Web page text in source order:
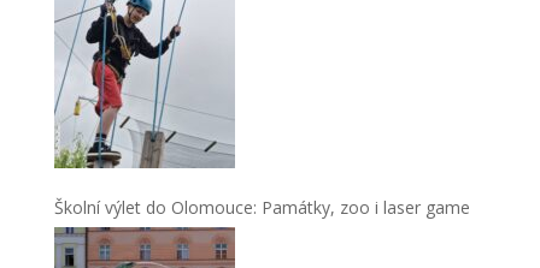
Školní výlet do Olomouce: Památky, zoo i laser game